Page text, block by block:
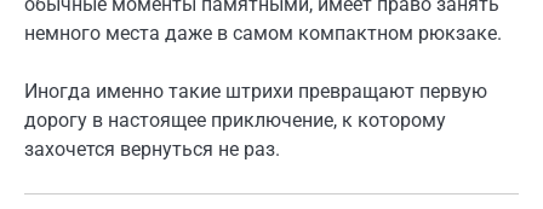
немного места даже в самом компактном рюкзаке.
Иногда именно такие штрихи превращают первую
дорогу в настоящее приключение, к которому
захочется вернуться не раз.